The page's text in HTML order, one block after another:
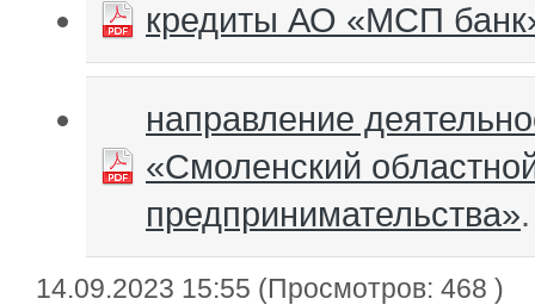
кредиты АО «МСП
направление
«Смоленский
предпринимательства».
14.09.2023 15:55 (Просмотров: 468 )